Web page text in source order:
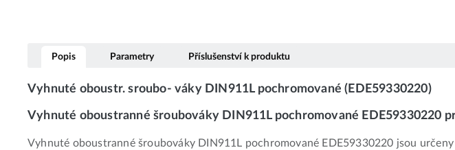
Popis Parametry Příslušenství k produktu
Vyhnuté oboustr. sroubo- váky DIN911L pochromované (EDE59330220)
Vyhnuté oboustranné šroubováky DIN911L pochromované EDE59330220
Vyhnuté oboustranné šroubováky DIN911L pochromované EDE59330220 jsou